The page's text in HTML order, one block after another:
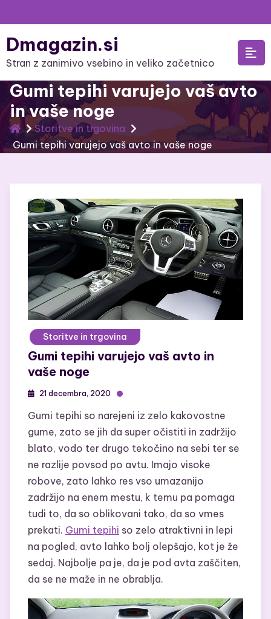
to
content
Dmagazin.si
Stran z zanimivo vsebino in veliko začetnico
Gumi tepihi varujejo vaš avto
in vaše noge
Storitve in trgovina
Gumi tepihi varujejo vaš avto in vaše noge
Storitve in trgovina
Gumi tepihi varujejo vaš avto in
vaše noge
21 decembra, 2020
Gumi tepihi so narejeni iz zelo kakovostne
gume, zato se jih da super očistiti in zadržijo
blato, vodo ter drugo tekočino na sebi ter se
ne razlije povsod po avtu. Imajo visoke
robove, zato lahko res vso umazanijo
zadržijo na enem mestu, k temu pa pomaga
tudi to, da so oblikovani tako, da so vmes
prekati. Gumi tepihi so zelo atraktivni in lepi
na pogled, avto lahko bolj olepšajo, kot je že
sedaj. Najbolje pa je, da je pod avta zaščiten,
da se ne maže in ne obrablja.